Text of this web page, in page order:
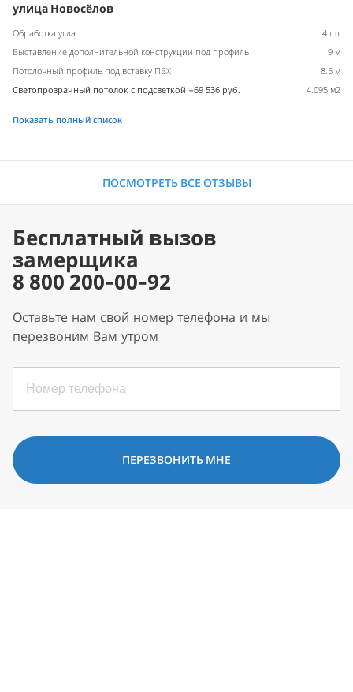
улица Новосёлов
Обработка угла
4 шт
Выставление дополнительной конструкции под профиль
9 м
Потолочный профиль под вставку ПВХ
8.5 м
Светопрозрачный потолок с подсветкой +69 536 руб.
4.095 м2
Показать полный список
ПОСМОТРЕТЬ ВСЕ ОТЗЫВЫ
Бесплатный вызов
замерщика
8 800 200-00-92
Оставьте нам свой номер телефона и мы
перезвоним Вам утром
ПЕРЕЗВОНИТЬ МНЕ